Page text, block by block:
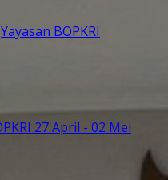
Yayasan BOPKRI